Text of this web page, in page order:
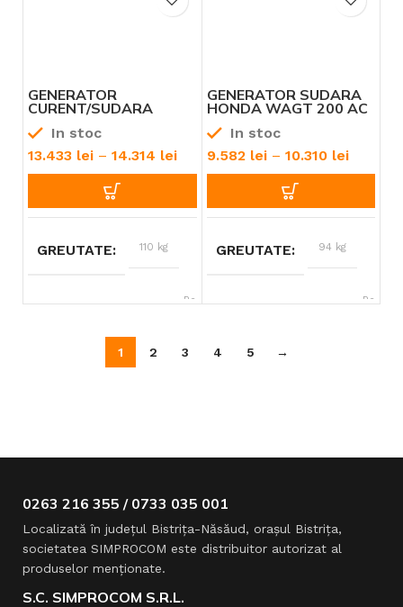
GENERATOR
CURENT/SUDARA
HONDA WAGT 220 DC
HSBEIn stoc
13.433 lei – 14.314 lei
GREUTATE 110 kg
TIP ALIMENTARE Benzină
Honda
PACHET
WAGT 220 DC
26L, WAGT
220 DC HSBE
REZERVOR
6.1L
GENERATOR SUDARA
HONDA WAGT 200 AC
In stoc
9.582 lei – 10.310 lei
GREUTATE 94 kg
TIP ALIMENTARE Benzină
BRAND
PACHET
WAGT 200 AC
26L
1 2 3 4 5 →
0263 216 355 / 0733 035 001
Localizată în judeţul Bistriţa-Năsăud, oraşul Bistriţa,
societatea SIMPROCOM este distribuitor autorizat al
produselor menţionate.
S.C. SIMPROCOM S.R.L.